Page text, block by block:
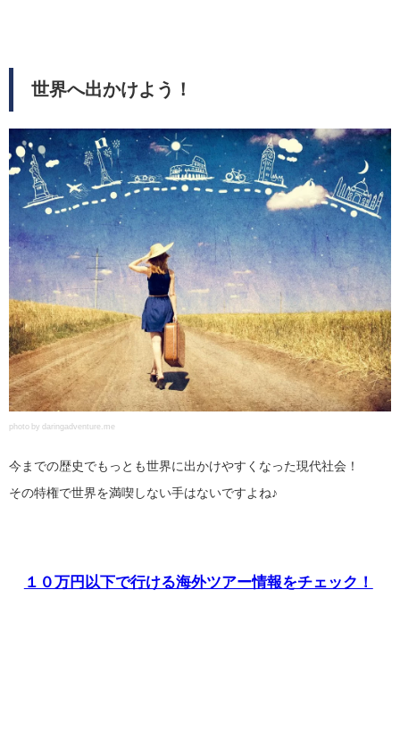
世界へ出かけよう！
photo by daringadventure.me
今までの歴史でもっとも世界に出かけやすくなった現代社会！
その特権で世界を満喫しない手はないですよね♪
１０万円以下で行ける海外ツアー情報をチェック！